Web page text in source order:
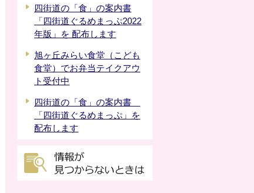
四街道の「食」の案内書
「四街道ぐるめまっぷ2022
年版」を 配布します
旭ヶ丘みらい食堂（こども
食堂）でお弁当テイクアウ
ト受付中
四街道の「食」の案内書
「四街道ぐるめまっぷ」を
配布します